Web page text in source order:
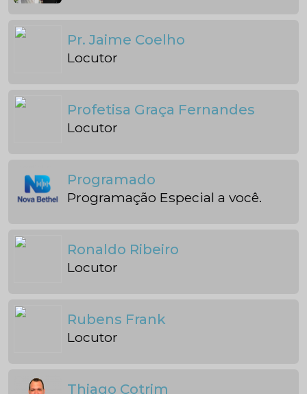
Pr. Jaime Coelho
Locutor
Profetisa Graça Fernandes
Locutor
Programado
Programação Especial a você.
Ronaldo Ribeiro
Locutor
Rubens Frank
Locutor
Thiago Cotrim